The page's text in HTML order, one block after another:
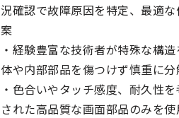
況確認で故障原因を特定、最適
案
・経験豊富な技術者が特殊な構
体や内部部品を傷つけず慎重に分
・色合いやタッチ感度、耐久性
された高品質な画面部品のみを使